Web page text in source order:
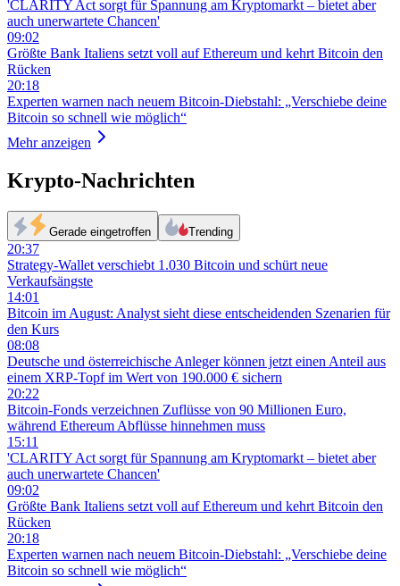
'CLARITY Act sorgt für Spannung am Kryptomarkt – bietet aber
auch unerwartete Chancen'
09:02
Größte Bank Italiens setzt voll auf Ethereum und kehrt Bitcoin den
Rücken
20:18
Experten warnen nach neuem Bitcoin-Diebstahl: „Verschiebe deine
Bitcoin so schnell wie möglich“
Mehr anzeigen
Krypto-Nachrichten
Gerade eingetroffen Trending
20:37
Strategy-Wallet verschiebt 1.030 Bitcoin und schürt neue
Verkaufsängste
14:01
Bitcoin im August: Analyst sieht diese entscheidenden Szenarien für
den Kurs
08:08
Deutsche und österreichische Anleger können jetzt einen Anteil aus
einem XRP-Topf im Wert von 190.000 € sichern
20:22
Bitcoin-Fonds verzeichnen Zuflüsse von 90 Millionen Euro,
während Ethereum Abflüsse hinnehmen muss
15:11
'CLARITY Act sorgt für Spannung am Kryptomarkt – bietet aber
auch unerwartete Chancen'
09:02
Größte Bank Italiens setzt voll auf Ethereum und kehrt Bitcoin den
Rücken
20:18
Experten warnen nach neuem Bitcoin-Diebstahl: „Verschiebe deine
Bitcoin so schnell wie möglich“